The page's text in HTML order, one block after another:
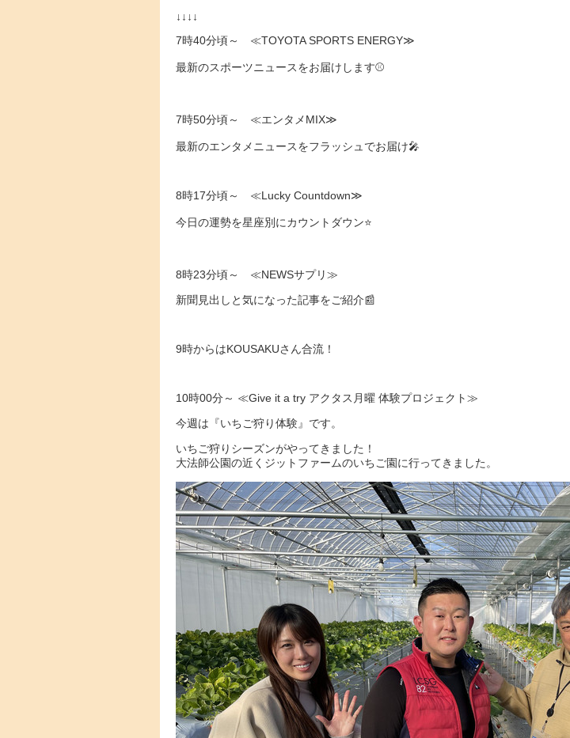
↓↓↓↓
7時40分頃～ ≪TOYOTA SPORTS ENERGY≫
最新のスポーツニュースをお届けします⚾
7時50分頃～ ≪エンタメMIX≫
最新のエンタメニュースをフラッシュでお届け🎤
8時17分頃～ ≪Lucky Countdown≫
今日の運勢を星座別にカウントダウン⭐
8時23分頃～ ≪NEWSサプリ≫
新聞見出しと気になった記事をご紹介📰
9時からはKOUSAKUさん合流！
10時00分～ ≪Give it a try アクタス月曜 体験プロジェクト≫
今週は『いちご狩り体験』です。
いちご狩りシーズンがやってきました！
大法師公園の近くジットファームのいちご園に行ってきました。